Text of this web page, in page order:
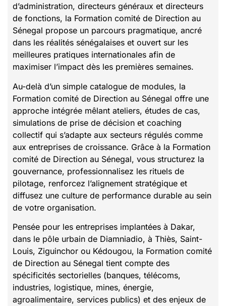
d’administration, directeurs généraux et directeurs
de fonctions, la Formation comité de Direction au
Sénegal propose un parcours pragmatique, ancré
dans les réalités sénégalaises et ouvert sur les
meilleures pratiques internationales afin de
maximiser l’impact dès les premières semaines.
Au-delà d’un simple catalogue de modules, la
Formation comité de Direction au Sénegal offre une
approche intégrée mêlant ateliers, études de cas,
simulations de prise de décision et coaching
collectif qui s’adapte aux secteurs régulés comme
aux entreprises de croissance. Grâce à la Formation
comité de Direction au Sénegal, vous structurez la
gouvernance, professionnalisez les rituels de
pilotage, renforcez l’alignement stratégique et
diffusez une culture de performance durable au sein
de votre organisation.
Pensée pour les entreprises implantées à Dakar,
dans le pôle urbain de Diamniadio, à Thiès, Saint-
Louis, Ziguinchor ou Kédougou, la Formation comité
de Direction au Sénegal tient compte des
spécificités sectorielles (banques, télécoms,
industries, logistique, mines, énergie,
agroalimentaire, services publics) et des enjeux de